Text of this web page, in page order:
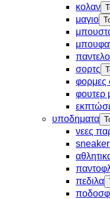
κολαν
μαγιο
σορτς
φορμες
φουτερ
υποδηματα
νεες
πεδιλα